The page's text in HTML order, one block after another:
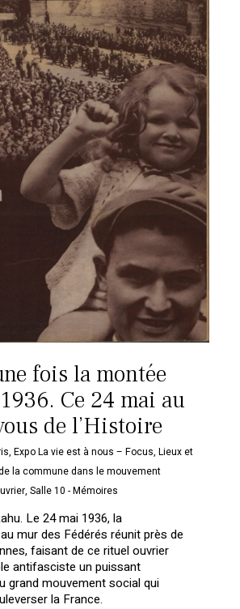
fois la montée
Ce 24 mai au
de l’Histoire
,Expo La vie est à nous – Focus,Lieux et
la commune dans le mouvement
,Salle 10 - Mémoires
Le 24 mai 1936, la
mur des Fédérés réunit près de
faisant de ce rituel ouvrier
antifasciste un puissant
grand mouvement social qui
la France.